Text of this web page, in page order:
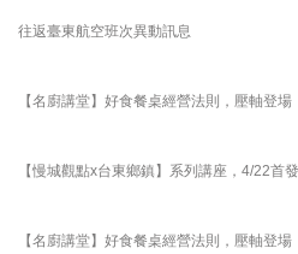
往返臺東航空班次異動訊息
【名廚講堂】好食餐桌經營法則，壓軸登場
【慢城觀點x台東鄉鎮】系列講座，4/22首
【名廚講堂】好食餐桌經營法則，壓軸登場